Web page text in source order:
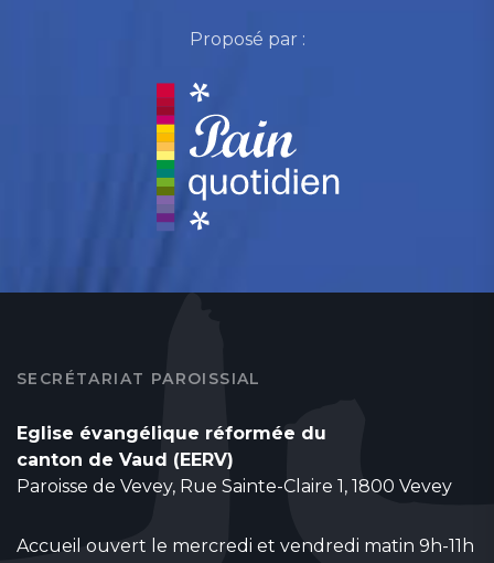
Proposé par :
SECRÉTARIAT PAROISSIAL
Eglise évangélique réformée du
canton de Vaud (EERV)
Paroisse de Vevey, Rue Sainte-Claire 1, 1800 Vevey
Accueil ouvert le mercredi et vendredi matin 9h-11h